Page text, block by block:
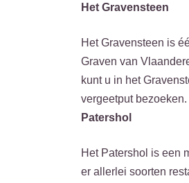
Het Gravensteen
Het Gravensteen is
Graven van
kunt u in het
vergeetput bezoeken.
Patershol
Het Patershol is een
er allerlei soorten